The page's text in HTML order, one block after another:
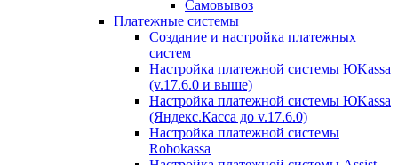
Самовывоз
Платежные системы
Создание и настройка платежных
систем
Настройка платежной системы ЮKassa
(v.17.6.0 и выше)
Настройка платежной системы ЮKassa
(Яндекс.Касса до v.17.6.0)
Настройка платежной системы
Robokassa